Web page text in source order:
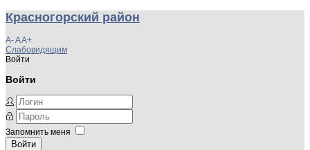
Красногорский район
A-AA+
Слабовидящим
Войти
Войти
Запомнить меня
Войти